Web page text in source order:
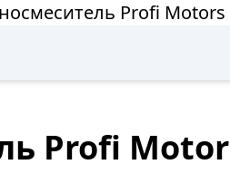
Profi
Profi